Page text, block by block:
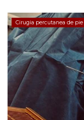
Cirugia percutanea de pie